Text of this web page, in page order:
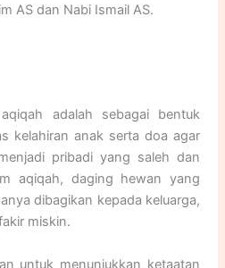
AS dan Nabi Ismail AS.
adalah sebagai bentuk
kelahiran anak serta doa agar
pribadi yang saleh dan
aqiqah, daging hewan yang
dibagikan kepada keluarga,
miskin.
untuk menunjukkan ketaatan